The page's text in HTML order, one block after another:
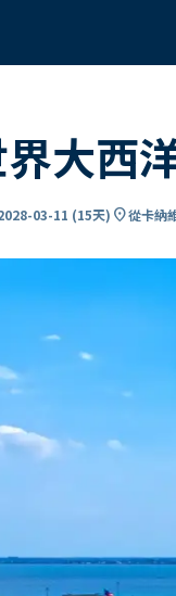
大西
03-11 (15天) location_on從卡納